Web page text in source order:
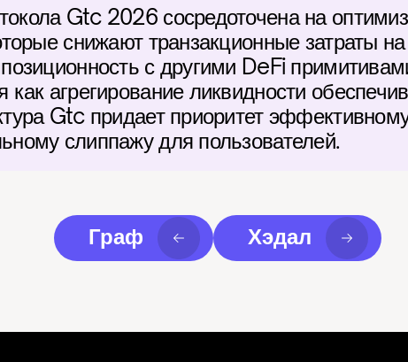
Gtc 2026 сосредоточена на
снижают транзакционные затраты
с другими DeFi
агрегирование ликвидности
Gtc придает приоритет
слиппажу для пользователей.
Граф Хэдал